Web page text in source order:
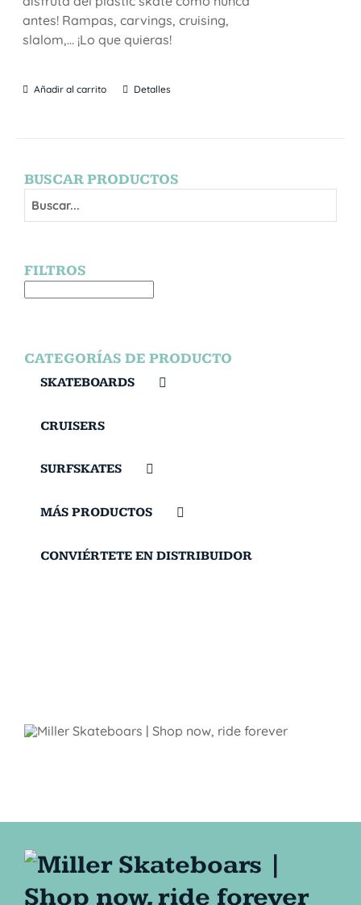
antes! Rampas, carvings, cruising,
slalom,… ¡Lo que quieras!
Añadir al carrito Detalles
BUSCAR PRODUCTOS
FILTROS
CATEGORÍAS DE PRODUCTO
SKATEBOARDS
CRUISERS
SURFSKATES
MÁS PRODUCTOS
CONVIÉRTETE EN DISTRIBUIDOR